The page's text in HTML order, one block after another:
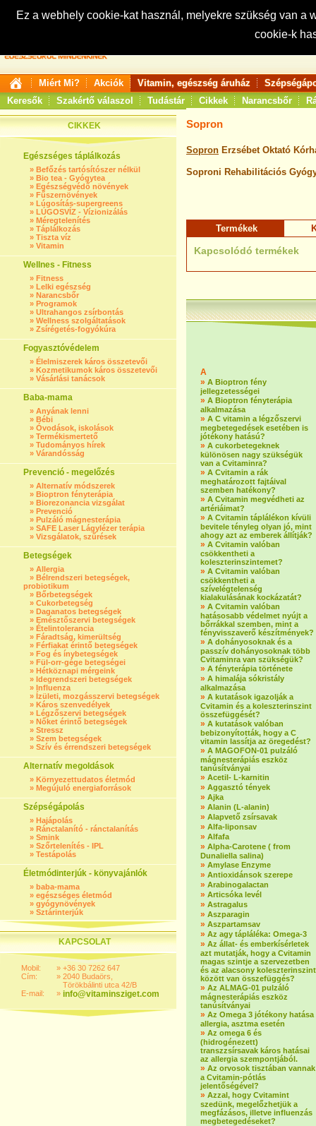
Ez a webhely cookie-kat használ, melyekre szükség van
cookie-k
Keresés:
Miért Mi? Akciók Vitamin, egészség áruház
Keresők
Szakértő válaszol Tudástár Cikkek Narancsbőr
CIKKEK
Egészséges táplálkozás
» Befőzés tartósítószer nélkül
» Bio tea - Gyógytea
» Egészségvédő növények
» Fűszernövények
» Lúgosítás-supergreens
» LÚGOSVÍZ - Vízionizálás
» Méregtelenítés
» Táplálkozás
» Tiszta víz
» Vitamin
Wellnes - Fitness
» Fitness
» Lelki egészség
» Narancsbőr
» Programok
» Ultrahangos zsírbontás
» Wellness szolgáltatások
» Zsírégetés-fogyókúra
Fogyasztóvédelem
» Élelmiszerek káros összetevői
» Kozmetikumok káros összetevői
» Vásárlási tanácsok
Baba-mama
» Anyának lenni
» Bébi
» Óvodások, iskolások
» Termékismertető
» Tudományos hírek
» Várandósság
Prevenció - megelőzés
» Alternatív módszerek
» Bioptron fényterápia
» Biorezonancia vizsgálat
» Prevenció
» Pulzáló mágnesterápia
» SAFE Laser Lágylézer terápia
» Vizsgálatok, szűrések
Betegségek
» Allergia
» Bélrendszeri betegségek,
probiotikum
» Bőrbetegségek
» Cukorbetegség
» Daganatos betegségek
» Emésztőszervi betegségek
» Ételintolerancia
» Fáradtság, kimerültség
» Férfiakat érintő betegségek
» Fog és ínybetegségek
» Fül-orr-gége betegségei
» Hétköznapi mérgeink
» Idegrendszeri betegségek
» Influenza
» Ízületi, mozgásszervi betegségek
» Káros szenvedélyek
» Légzőszervi betegségek
» Nőket érintő betegségek
» Stressz
» Szem betegségek
» Szív és érrendszeri betegségek
Alternatív megoldások
» Környezettudatos életmód
» Megújuló energiaforrások
Szépségápolás
» Hajápolás
» Ránctalanító - ránctalanítás
» Smink
» Szőrtelenítés - IPL
» Testápolás
Életmódinterjúk - könyvajánlók
» baba-mama
» egészséges életmód
» gyógynövények
» Sztárinterjúk
KAPCSOLAT
Mobil:
Cím:
E-mail:
»
»
»
+36 30 7262 647
2040 Budaörs,
Törökbálinti utca 42/B
info@vitaminsziget.com
Sopron
Sopron Erzsébet Oktató
Soproni Rehabilitációs
Termékek
Kapcsolódó termékek
A
» A Bioptron fény
jellegzetességei
» A Bioptron fényterápia
alkalmazása
» A C vitamin a légzőszervi
megbetegedések esetében is
jótékony hatású?
» A cukorbetegeknek
különösen nagy szükségük
van a Cvitaminra?
» A Cvitamin a rák
meghatározott fajtáival
szemben hatékony?
» A Cvitamin megvédheti az
artériáimat?
» A Cvitamin táplálékon kívüli
bevitele tényleg olyan jó, mint
ahogy azt az emberek állítják?
» A Cvitamin valóban
csökkentheti a
koleszterinszintemet?
» A Cvitamin valóban
csökkentheti a
szívelégtelenség
kialakulásának kockázatát?
» A Cvitamin valóban
hatásosabb védelmet nyújt a
bőrrákkal szemben, mint a
fényvisszaverő készítmények?
» A dohányosoknak és a
passzív dohányosoknak több
Cvitaminra van szükségük?
» A fényterápia története
» A himalája sókristály
alkalmazása
» A kutatások igazolják a
Cvitamin és a koleszterinszint
összefüggését?
» A kutatások valóban
bebizonyították, hogy a C
vitamin lassítja az öregedést?
» A MAGOFON-01 pulzáló
mágnesterápiás eszköz
tanúsítványai
» Acetil- L-karnitin
» Aggasztó tények
» Ajka
» Alanin (L-alanin)
» Alapvető zsírsavak
» Alfa-liponsav
» Alfafa
» Alpha-Carotene ( from
Dunaliella salina)
» Amylase Enzyme
» Antioxidánsok szerepe
» Arabinogalactan
» Articsóka levél
» Astragalus
» Aszparagin
» Aszpartamsav
» Az agy tápláléka: Omega-3
» Az állat- és emberkísérletek
azt mutatják, hogy a Cvitamin
magas szintje a szervezetben
és az alacsony koleszterinszint
között van összefüggés?
» Az ALMAG-01 pulzáló
mágnesterápiás eszköz
tanúsítványai
» Az Omega 3 jótékony hatása
allergia, asztma esetén
» Az omega 6 és
(hidrogénezett)
transzzsírsavak káros hatásai
az allergia szempontjából.
» Az orvosok tisztában vannak
a Cvitamin-pótlás
jelentőségével?
» Azzal, hogy Cvitamint
szedünk, megelőzhetjük a
megfázásos, illetve influenzás
megbetegedéseket?